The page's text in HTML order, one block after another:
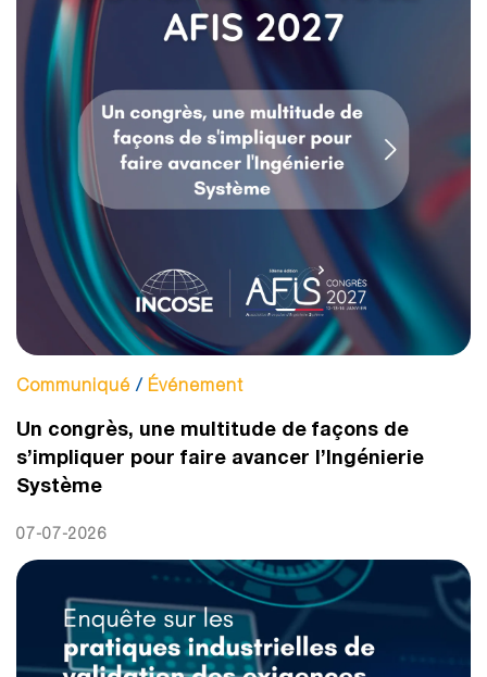
Communiqué / Événement
Un congrès, une multitude de façons de
s’impliquer pour faire avancer l’Ingénierie
Système
07-07-2026